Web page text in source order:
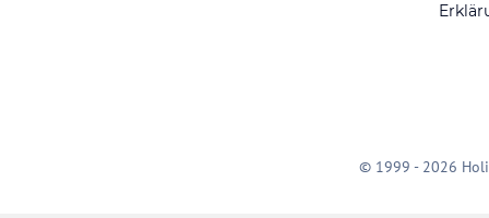
© 1999 - 2026